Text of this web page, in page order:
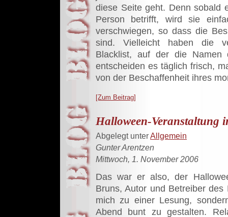
diese Seite geht. Denn sobald
Person betrifft, wird sie
verschwiegen, so dass die
sind. Vielleicht haben die
Blacklist, auf der die Namen
entscheiden es täglich frisch,
von der Beschaffenheit ihres
[Zum Beitrag]
Halloween-Veranstaltung
Abgelegt unterAllgemein
Gunter Arentzen
Mittwoch, 1. November 2006
Das war er also, der
Bruns, Autor und Betreiber des
mich zu einer Lesung,
Abend bunt zu gestalten.